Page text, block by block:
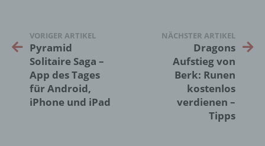
VORIGER ARTIKEL
Pyramid
Solitaire Saga –
App des Tages
für Android,
iPhone und iPad
NÄCHSTER ARTIKEL
Dragons
Aufstieg von
Berk: Runen
kostenlos
verdienen –
Tipps
f) Pseudonymisierung
Pseudonymisierung ist die Verarbeitung
personenbezogener Daten in einer Weise,
auf welche die personenbezogenen Daten